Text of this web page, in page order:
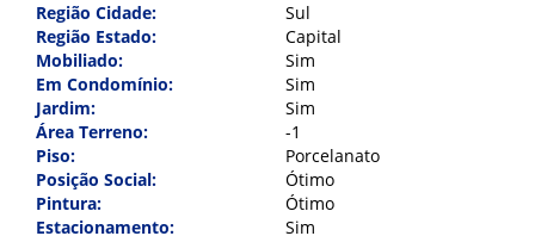
Região Cidade:
Sul
Região Estado:
Capital
Mobiliado:
Sim
Em Condomínio:
Sim
Jardim:
Sim
Área Terreno:
-1
Piso:
Porcelanato
Posição Social:
Ótimo
Pintura:
Ótimo
Estacionamento:
Sim